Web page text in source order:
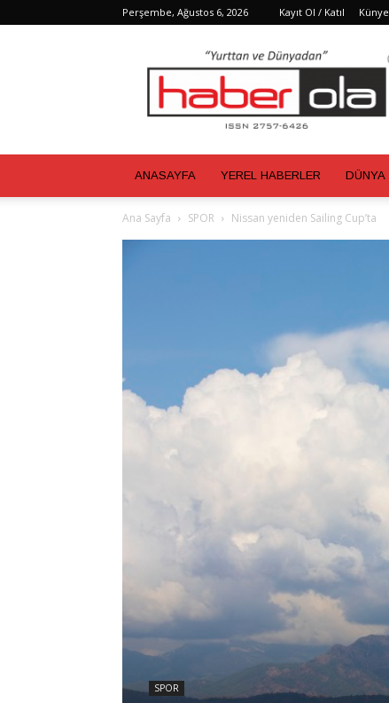
Perşembe, Ağustos 6, 2026 Kayıt Ol / Katıl Künye
ANASAYFA YEREL HABERLER DÜNYA
Ana Sayfa SPOR Nissan yeniden Sailing Cup’ta
SPOR